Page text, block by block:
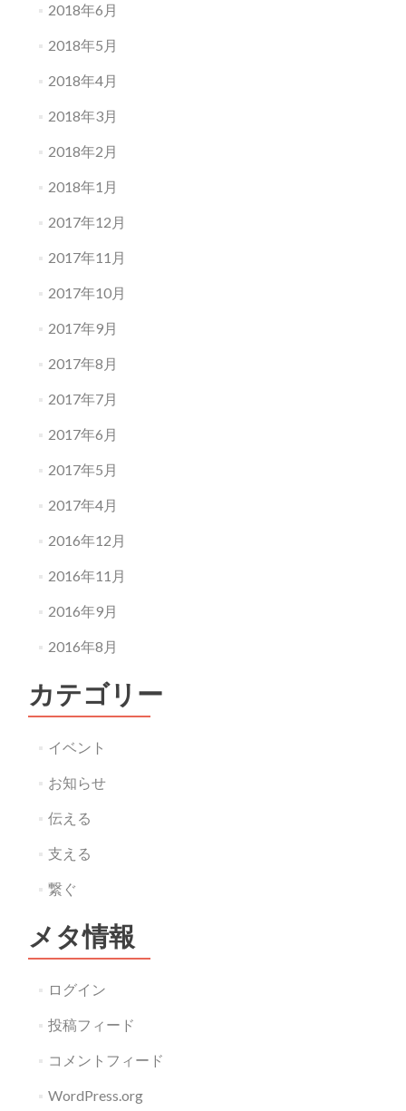
2018年6月
2018年5月
2018年4月
2018年3月
2018年2月
2018年1月
2017年12月
2017年11月
2017年10月
2017年9月
2017年8月
2017年7月
2017年6月
2017年5月
2017年4月
2016年12月
2016年11月
2016年9月
2016年8月
カテゴリー
イベント
お知らせ
伝える
支える
繋ぐ
メタ情報
ログイン
投稿フィード
コメントフィード
WordPress.org